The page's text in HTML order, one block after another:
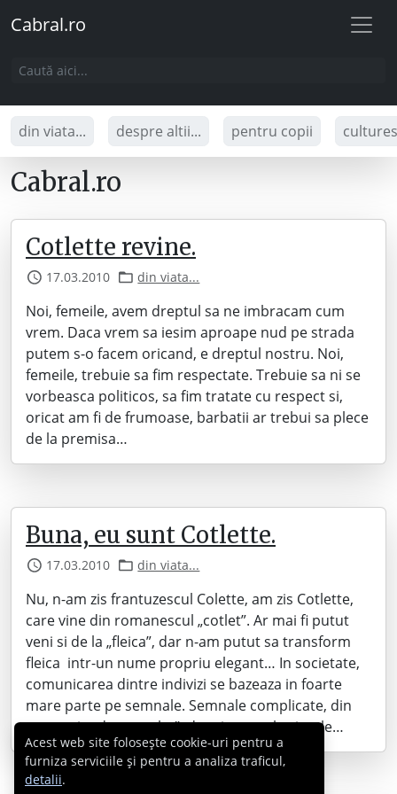
Cabral.ro
din viata... despre altii... pentru copii
Cabral.ro
Cotlette revine.
17.03.2010 din viata...
Noi, femeile, avem dreptul sa ne imbracam cum
vrem. Daca vrem sa iesim aproape nud pe strada
putem s-o facem oricand, e dreptul nostru. Noi,
femeile, trebuie sa fim respectate. Trebuie sa ni se
vorbeasca politicos, sa fim tratate cu respect si,
oricat am fi de frumoase, barbatii ar trebui sa plece
de la premisa…
Buna, eu sunt Cotlette.
17.03.2010 din viata...
Nu, n-am zis frantuzescul Colette, am zis Cotlette,
care vine din romanescul „cotlet”. Ar mai fi putut
veni si de la „fleica”, dar n-am putut sa transform
fleica intr-un nume propriu elegant… In societate,
comunicarea dintre indivizi se bazeaza in foarte
mare parte pe semnale. Semnale complicate, din
categoria „dupa vorba”, dar si semnale simple…
Acest web site folosește cookie-uri pentru a
furniza serviciile și pentru a analiza traficul,
detalii.